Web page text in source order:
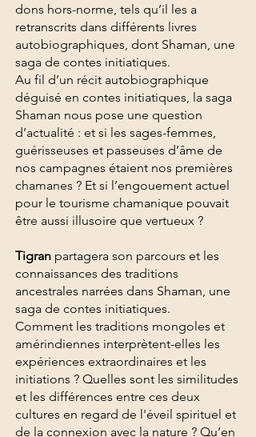
dons hors-norme, tels qu’il les a
retranscrits dans différents livres
autobiographiques, dont Shaman, une
saga de contes initiatiques.
Au fil d’un récit autobiographique
déguisé en contes initiatiques, la saga
Shaman nous pose une question
d’actualité : et si les sages-femmes,
guérisseuses et passeuses d’âme de
nos campagnes étaient nos premières
chamanes ? Et si l’engouement actuel
pour le tourisme chamanique pouvait
être aussi illusoire que vertueux ?
Tigran partagera son parcours et les
connaissances des traditions
ancestrales narrées dans Shaman, une
saga de contes initiatiques.
Comment les traditions mongoles et
amérindiennes interprètent-elles les
expériences extraordinaires et les
initiations ? Quelles sont les similitudes
et les différences entre ces deux
cultures en regard de l'éveil spirituel et
de la connexion avec la nature ? Qu’en